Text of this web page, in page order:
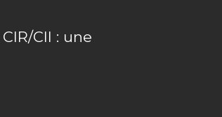
CII : une